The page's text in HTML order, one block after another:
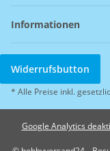
Informationen
Widerrufsbutton
* Alle Preise inkl.
Google Analytics